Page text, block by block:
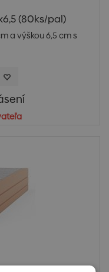
(80ks/pal)
a výškou 6,5 cm s